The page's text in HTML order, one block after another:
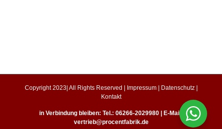
Copyright 2023| All Rights Reserved | Impressum| Datenschutz|
Kontakt
in Verbindung bleiben: Tel.: 06266-2029980 | E-Mail:
vertrieb@procentfabrik.de